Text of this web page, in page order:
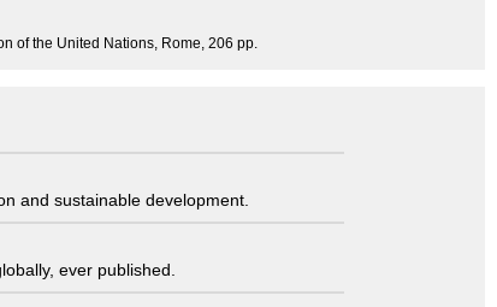
of the United Nations, Rome, 206 pp.
and sustainable development.
ever published.